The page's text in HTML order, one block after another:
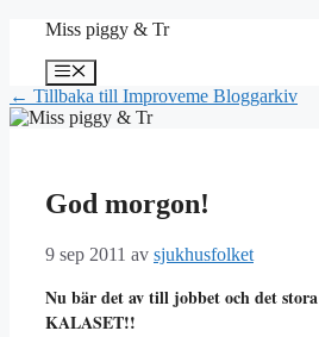
Hoppa
innehåll
Miss piggy & Tr
Meny
← Tillbaka till Improveme Bloggarkiv
God morgon!
9 sep 2011 av sjukhusfolket
Nu bär det av till jobbet och det stora
KALASET!!